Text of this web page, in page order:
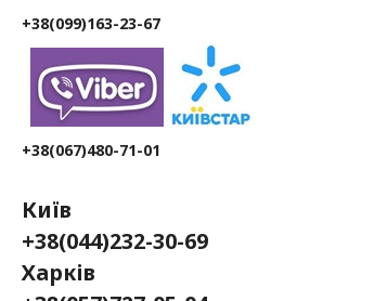
+38(099)163-23-67
+38(067)480-71-01
Київ
+38(044)232-30-69
Харків